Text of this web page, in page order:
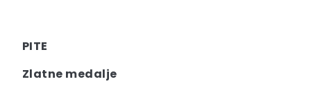
PITE
Zlatne medalje